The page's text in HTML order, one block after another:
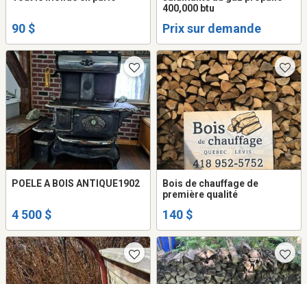
90 $
400,000 btu
Prix sur demande
POELE A BOIS ANTIQUE1902
4 500 $
Bois de chauffage de
première qualité
140 $